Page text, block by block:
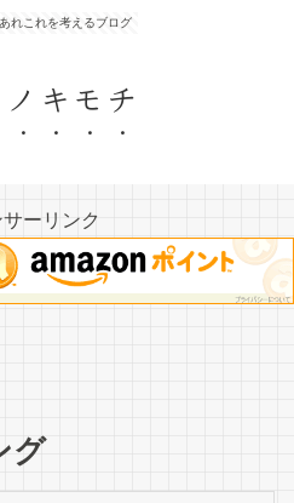
れこれを考えるブログ
キモチ
ーリンク
グ